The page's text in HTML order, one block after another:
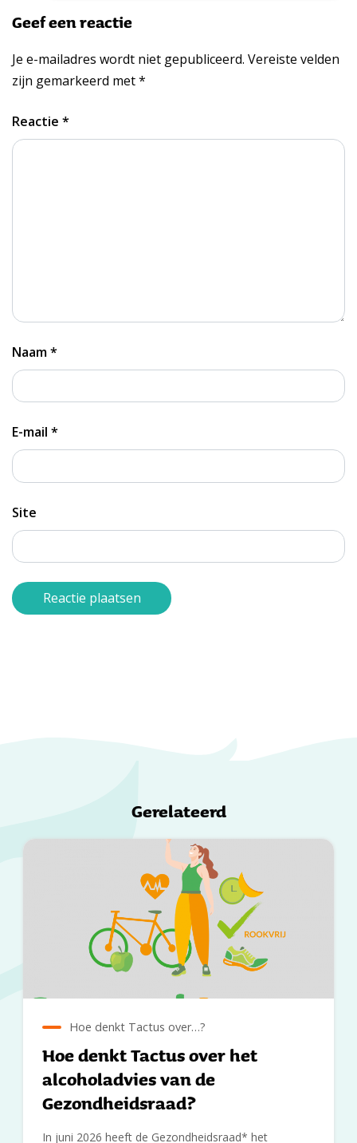
Geef een reactie
Je e-mailadres wordt niet gepubliceerd. Vereiste velden
zijn gemarkeerd met*
Reactie *
Naam*
E-mail *
Site
Gerelateerd
Hoe denkt Tactus over…?
Hoe denkt Tactus over het
alcoholadvies van de
Gezondheidsraad?
In juni 2026 heeft de Gezondheidsraad* het